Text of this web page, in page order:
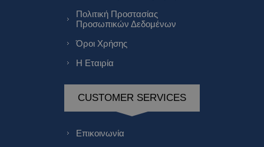
Πολιτική Προστασίας
Προσωπικών Δεδομένων
Όροι Χρήσης
Η Εταιρία
CUSTOMER SERVICES
Επικοινωνία